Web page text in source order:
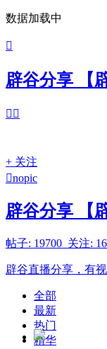
数据加载中

辟谷分享 【
 
+ 关注
nopic
辟谷分享 【
帖子: 19700 关注:
辟谷直播分享，有
全部
最新
热门
精华